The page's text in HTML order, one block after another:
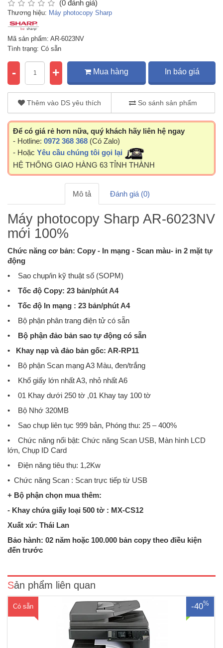
(0 đánh giá)
Thương hiệu: Máy photocopy Sharp
Mã sản phẩm: AR-6023NV
Tình trạng: Có sẵn
- + Mua hàng In báo giá
Thêm vào DS yêu thích So sánh sản phẩm
Để có giá rẻ hơn nữa, quý khách hãy liên hệ ngay
- Hotline: 0972 368 368 (Có Zalo)
- Hoặc Yêu cầu chúng tôi gọi lại
HỆ THỐNG GIAO HÀNG 63 TỈNH THÀNH
Mô tả Đánh giá (0)
Máy photocopy Sharp AR-6023NV
mới 100%
Chức năng cơ bản: Copy - In mạng - Scan màu- in 2 mặt tự
động
• Sao chụp/in kỹ thuật số (SOPM)
• Tốc độ Copy: 23 bản/phút A4
• Tốc độ In mạng : 23 bản/phút A4
• Bộ phận phân trang điện tử có sẵn
• Bộ phận đảo bản sao tự động có sẵn
• Khay nạp và đảo bản gốc: AR-RP11
• Bộ phận Scan mạng A3 Màu, đen/trắng
• Khổ giấy lớn nhất A3, nhỏ nhất A6
• 01 Khay dưới 250 tờ ,01 Khay tay 100 tờ
• Bộ Nhớ 320MB
• Sao chụp liên tục 999 bản, Phóng thu: 25 – 400%
• Chức năng nổi bật: Chức năng Scan USB, Màn hình LCD
lớn, Chụp ID Card
• Điện năng tiêu thụ: 1,2Kw
• Chức năng Scan : Scan trực tiếp từ USB
+ Bộ phận chọn mua thêm:
- Khay chứa giấy loại 500 tờ : MX-CS12
Xuất xứ: Thái Lan
Bảo hành: 02 năm hoặc 100.000 bản copy theo điều kiện
đến trước
Sản phẩm liên quan
Có sẵn -40%
Máy photocopy Sharp AR-6020DChức năng chuẩn: Copy - In - Scan
MàuKhổ giấy sao chụp: A3 – A5.Tốc độ copy - in: 20 trang/phút A4.Bộ
nhớ trong: 64 MBBản chụp đầu tiên 6,4 giâyĐảo bản sao 2 mặt tự